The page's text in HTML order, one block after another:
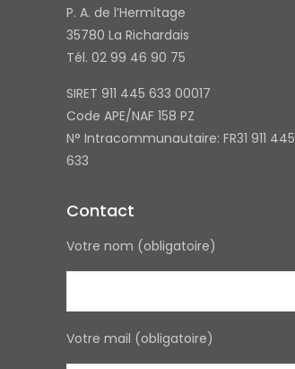
P. A. de l’Hermitage
35780 La Richardais
Tél. 02 99 46 90 75
SIRET 911 445 633 00017
Code APE/NAF 158 PZ
N° Intracommunautaire: FR31 911 445
633
Contact
Votre nom (obligatoire)
Votre mail (obligatoire)